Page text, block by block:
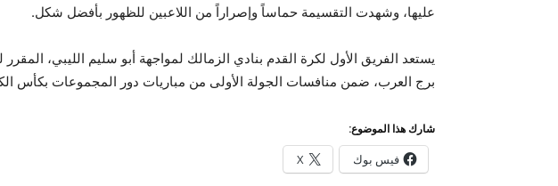
عليها، وشهدت التقسيمة حماساً وإصراراً من اللاعبين للظهور بأفضل شكل.
برج العرب، ضمن منافسات الجولة الأولى من مباريات دور المجموعات بكأس
شارك هذا الموضوع:
فيس بوك X